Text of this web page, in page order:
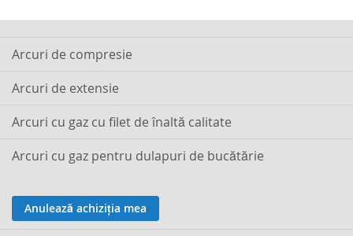
Arcuri de compresie
Arcuri de extensie
Arcuri cu gaz cu filet de înaltă calitate
Arcuri cu gaz pentru dulapuri de bucătărie
Anulează achiziția mea